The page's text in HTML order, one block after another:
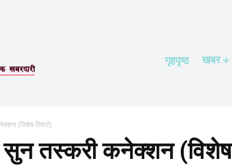
गृहपृष्ठ खबर
(विशेष रिपोर्ट)
सुन तस्करी कनेक्शन (विशेष